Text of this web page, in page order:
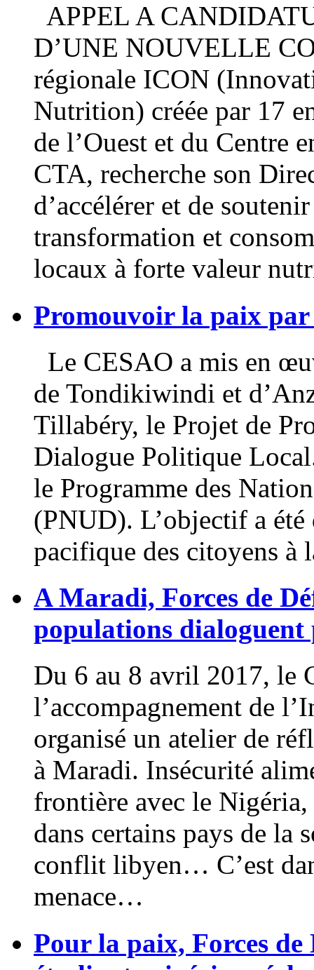
APPEL A
D’UNE NOUVELLE
régionale ICON
Nutrition) créée par 17
de l’Ouest et du Centre
CTA, recherche son
d’accélérer et de
transformation et
locaux à forte valeur
Promouvoir la paix
Le CESAO a mis en
de Tondikiwindi et
Tillabéry, le Projet de
Dialogue Politique
le Programme des
(PNUD). L’objectif a
pacifique des citoyens
A Maradi, Forces de
populations
Du 6 au 8 avril 2017, le
l’accompagnement de
organisé un atelier de
à Maradi. Insécurité
frontière avec le
dans certains pays de la
conflit libyen… C’est
menace…
Pour la paix, Forces de